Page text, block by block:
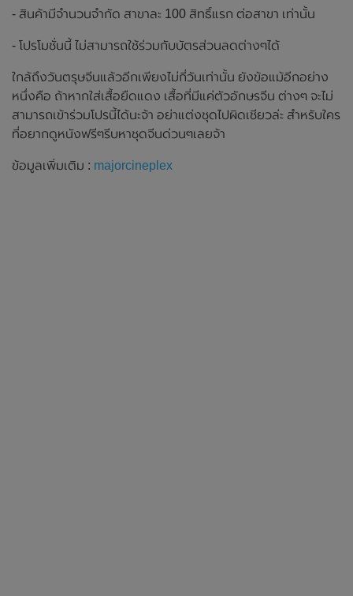
- สินค้ามีจำนวนจำกัด สาขาละ 100 สิทธิ์แรก ต่อสาขา เท่านั้น
- โปรโมชั่นนี้ ไม่สามารถใช้ร่วมกับบัตรส่วนลดต่างๆได้
ใกล้ถึงวันตรุษจีนแล้วอีกเพียงไม่กี่วันเท่านั้น ยังข้อแม้อีกอย่าง
หนึ่งคือ ถ้าหากใส่เสื้อยืดแดง เสื้อที่มีแค่ตัวอักษรจีน ต่างๆ จะไม่
สามารถเข้าร่วมโปรนี้ได้นะจ้า อย่าแต่งชุดไปผิดเชียวล่ะ สำหรับใคร
ที่อยากดูหนังฟรีๆรีบหาชุดจีนด่วนๆเลยจ้า
ข้อมูลเพิ่มเติม : majorcineplex